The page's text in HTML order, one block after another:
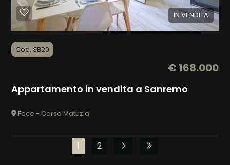
IN VENDITA
Cod. SB20
€ 168.000
Appartamento in vendita a Sanremo
Foce - Corso Matuzia
1 2